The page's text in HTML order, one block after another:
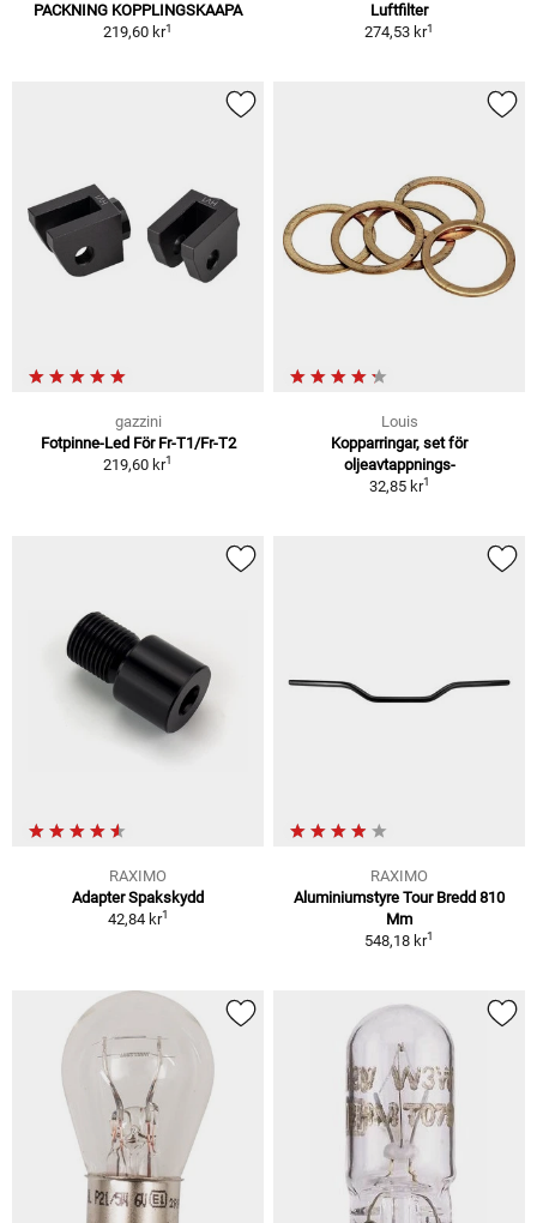
PACKNING KOPPLINGSKAAPA
219,60 kr1
Luftfilter
274,53 kr1
gazzini
Fotpinne-Led För Fr-T1/Fr-T2
219,60 kr1
Louis
Kopparringar, set för
oljeavtappnings-
32,85 kr1
RAXIMO
Adapter Spakskydd
42,84 kr1
RAXIMO
Aluminiumstyre Tour Bredd 810
Mm
548,18 kr1